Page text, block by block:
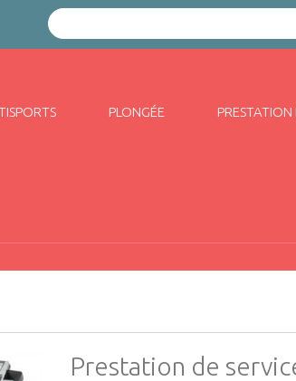
PLONGÉE PRESTATION
Prestation de